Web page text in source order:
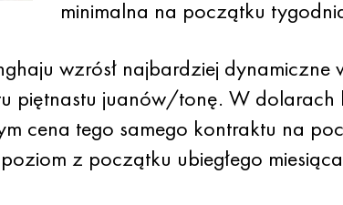
minimalna na początku
wzrósł najbardziej
piętnastu juanów/tonę. W dolarach
cena tego samego kontraktu na
z początku ubiegłego